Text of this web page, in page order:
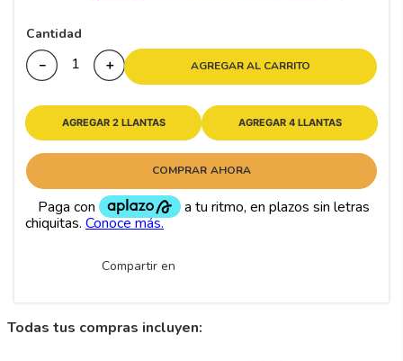
Cantidad
＋
－ AGREGAR AL CARRITO
AGREGAR 2 LLANTAS AGREGAR 4 LLANTAS
COMPRAR AHORA
Compartir en
Todas tus compras incluyen: